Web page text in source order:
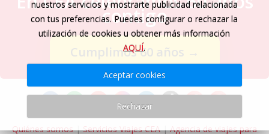
contigo
Cumplimos 60 años →
Quiénes somos|Servicios Viajes CEA|Agencia de viajes para
nuestros servicios y mostrarte publicidad relacionada
con tus preferencias. Puedes configurar o rechazar la
utilización de cookies u obtener más información
AQUÍ.
Aceptar cookies
Rechazar